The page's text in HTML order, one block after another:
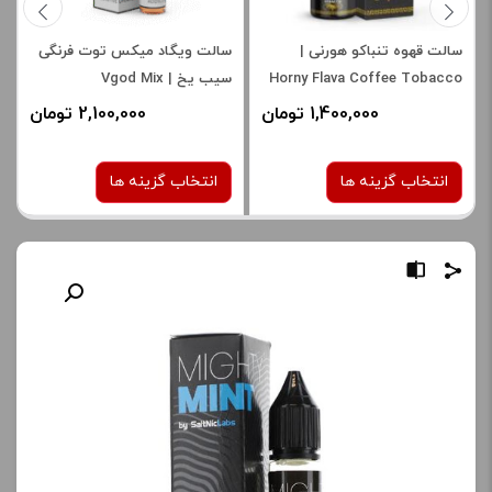
سالت قهوه تنباکو هورنی |
Horny Flava Coffee Tobacco
1,400,000 تومان
انتخاب گزینه ها
برای فعال شدن سبد خرید و
نمایش قیمت ، گزینه های
محصول را از کادر بالا انتخاب
سالت ویگاد میکس توت فرنگی
سیب یخ | Vgod Mix
Strawberry Apple Ice Saltnic
2,100,000 تومان
انتخاب گزینه ها
برای فعال شدن سبد خرید و
نمایش قیمت ، گزینه های
محصول را از کادر بالا انتخاب